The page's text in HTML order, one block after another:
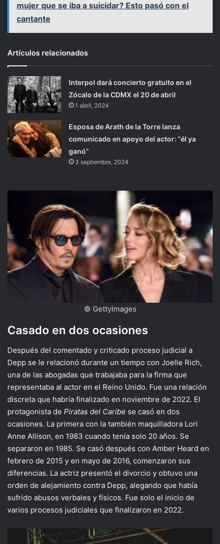
mujer que se iba a suicidar? Esto pasó con el
cantante
Artículos relacionados
Interpol dará concierto gratuito en el
Zócalo de la CDMX el 20 de abril
1 abril, 2024
Esposa de Arath de la Torre lanza
comunicado en apoyo del actor: “él ya
ganó”
3 septiembre, 2024
© GettyImages
Casado en dos ocasiones
Después del comentado y criticado proceso judicial a
Depp se le relacionó durante un tiempo con Joelle Rich,
una de las abogadas que trabajaba para la firma que
representaba al actor en el Reino Unido. Fue una relación
discreta que habría finalizado en noviembre de 2022. El
protagonista de Piratas del Caribe se casó en dos
ocasiones. La primera con la también maquilladora Lori
Anne Allison, en 1983 cuando tenía solo 20 años. Se
separaron en 1985. Se casó después con Amber Heard en
febrero de 2015 y en mayo de 2016, comenzaron sus
diferencias. La actriz presentó el divorcio y obtuvo una
orden de alejamiento contra Depp, alegando que había
sufrido abusos verbales y físicos. Fue solo el inicio de
varios procesos judiciales que finalizaron en 2022.